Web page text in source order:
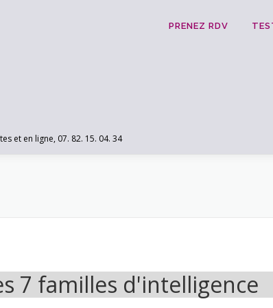
et en ligne, 07. 82. 15. 04. 34
PRENEZ RDV
7 familles d'intelligence